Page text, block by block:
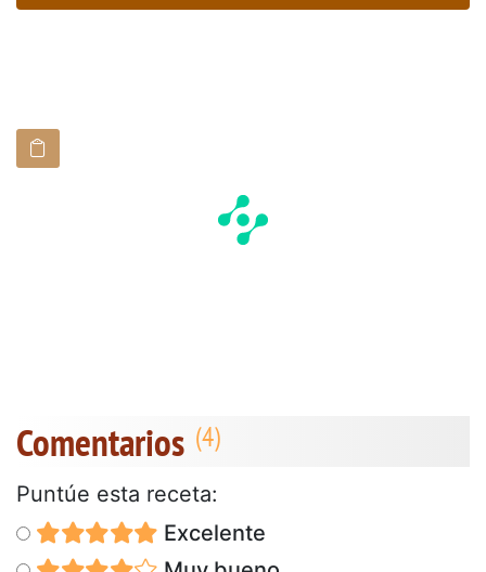
Comentarios
Puntúe esta receta:
Excelente